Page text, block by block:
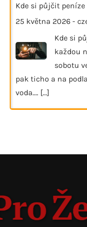
Kde si půjčit peníze
25 května 2026 -
Kde si
každou
sobotu
pak ticho a na
voda.… [...]